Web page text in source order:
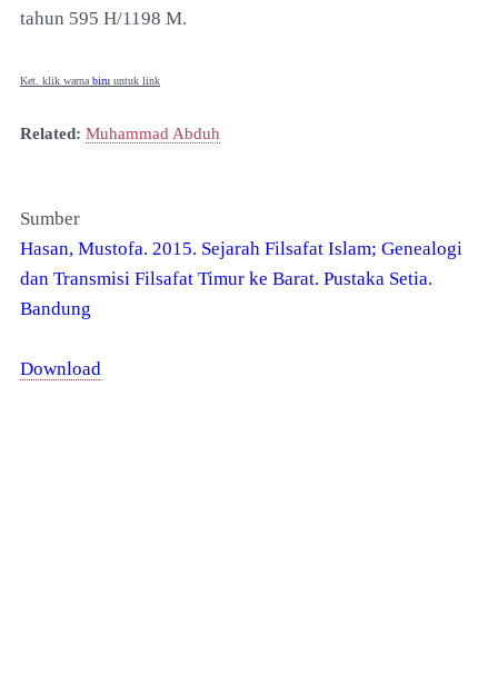
tahun 595 H/1198 M.
Ket. klik warna biru untuk link
Related: Muhammad Abduh
Sumber
Hasan, Mustofa. 2015. Sejarah Filsafat Islam; Genealogi
dan Transmisi Filsafat Timur ke Barat. Pustaka Setia.
Bandung
Download